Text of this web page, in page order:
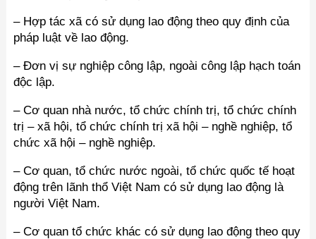
– Hợp tác xã có sử dụng lao động theo quy định của
pháp luật về lao động.
– Đơn vị sự nghiệp công lập, ngoài công lập hạch toán
độc lập.
– Cơ quan nhà nước, tổ chức chính trị, tổ chức chính
trị – xã hội, tổ chức chính trị xã hội – nghề nghiệp, tổ
chức xã hội – nghề nghiệp.
– Cơ quan, tổ chức nước ngoài, tổ chức quốc tế hoạt
động trên lãnh thổ Việt Nam có sử dụng lao động là
người Việt Nam.
– Cơ quan tổ chức khác có sử dụng lao động theo quy